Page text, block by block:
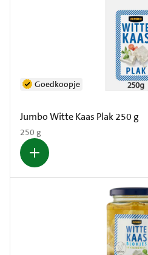
Jumbo Witte Kaas Plak 250 g
250 g
Goedkoopje